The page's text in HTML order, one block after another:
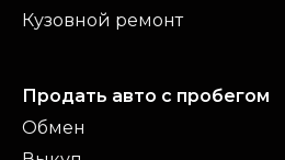
Кузовной ремонт
Продать авто с пробегом
Обмен